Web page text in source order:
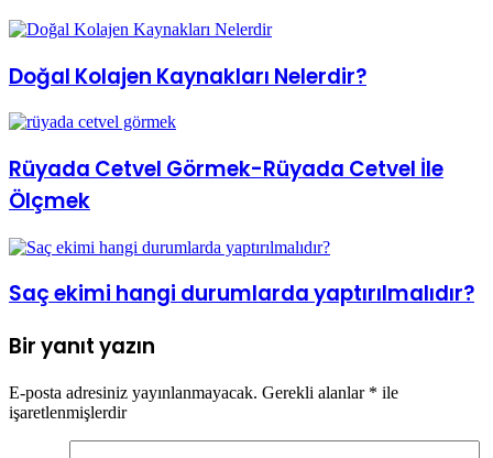
Doğal Kolajen Kaynakları Nelerdir?
Rüyada Cetvel Görmek-Rüyada Cetvel İle
Ölçmek
Saç ekimi hangi durumlarda yaptırılmalıdır?
Bir yanıt yazın
E-posta adresiniz yayınlanmayacak. Gerekli alanlar * ile
işaretlenmişlerdir